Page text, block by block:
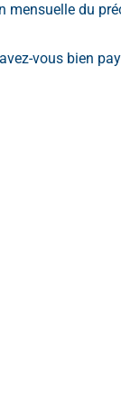
mensuelle du
vous bien